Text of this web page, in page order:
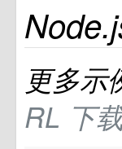
更多示
RL 下